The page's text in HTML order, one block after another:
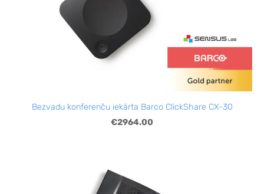
Bezvadu konferenču iekārta Barco ClickShare CX-30
€2964.00